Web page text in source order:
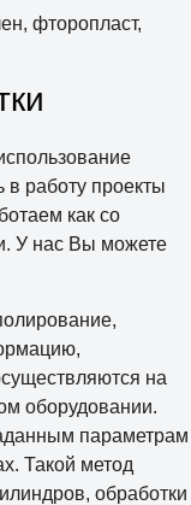
фторопласт,
в работу проекты
как со
У нас Вы можете
на
оборудовании.
параметрам
Такой метод
обработки